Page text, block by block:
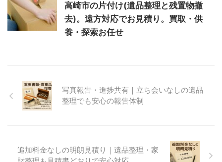
高崎市の片付け(遺品整理と残置物撤
去)。遠方対応でお見積り。買取・供
養・探索お任せ
写真報告・進捗共有｜立ち会いなしの遺品
整理でも安心の報告体制
追加料金なしの明朗見積り｜遺品整理・家